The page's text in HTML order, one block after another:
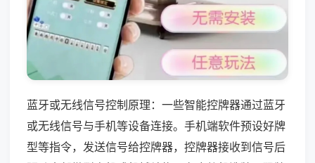
蓝牙或无线信号控制原理：一些智能控牌器通过蓝牙
或无线信号与手机等设备连接。手机端软件预设好牌
型等指令，发送信号给控牌器，控牌器接收到信号后